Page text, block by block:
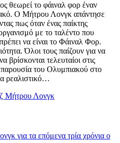
θεωρεί το φάιναλ φορ έναν
Ο Μήτρου Λονγκ απάντησε
πως όταν ένας παίκτης
με το ταλέντο που
να είναι το Φάιναλ Φορ.
Όλοι τους παίζουν για να
βρίσκονται τελευταίοι στις
παρουσία του Ολυμπιακού στο
ρεαλιστικό…
Μήτρου Λονγκ
για τα επόμενα τρία χρόνια ο